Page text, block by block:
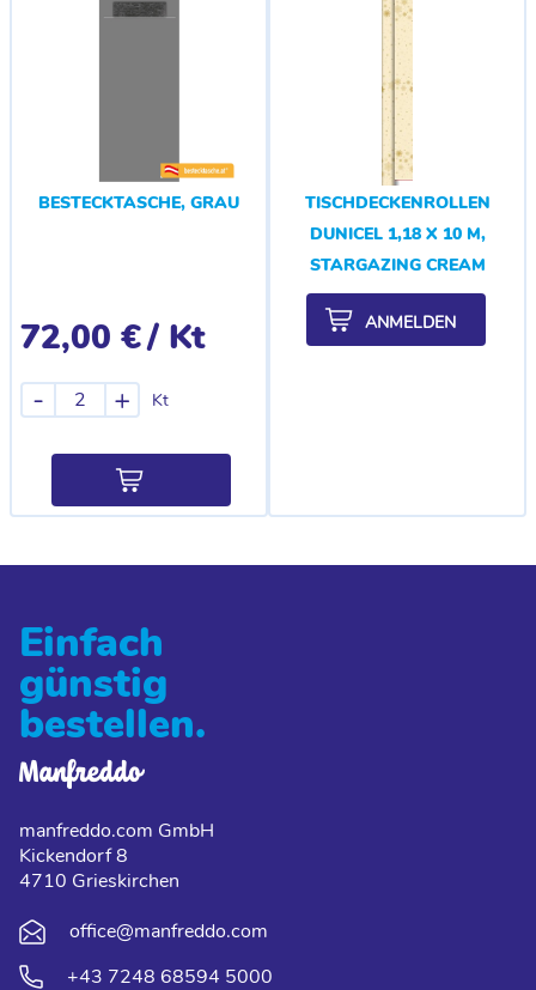
BESTECKTASCHE, GRAU
72,00 €/ Kt
Kt
- +
TISCHDECKENROLLEN
DUNICEL 1,18 X 10 M,
STARGAZING CREAM
ANMELDEN
Einfach
günstig
bestellen.
manfreddo.com GmbH
Kickendorf 8
4710 Grieskirchen
office@manfreddo.com
+43 7248 68594 5000